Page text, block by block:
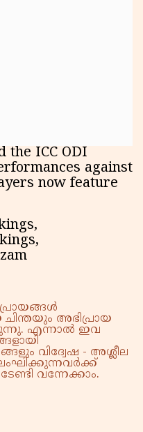
the ICC ODI
against
now feature
ചിന്തയും അഭിപ്രായ
എന്നാൽ ഇവ
വിദ്വേഷ - അശ്ലീല
വന്നേക്കാം.